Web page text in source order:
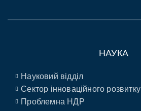
НАУКА
Науковий відділ
Сектор інноваційного розвитку
Проблемна НДР